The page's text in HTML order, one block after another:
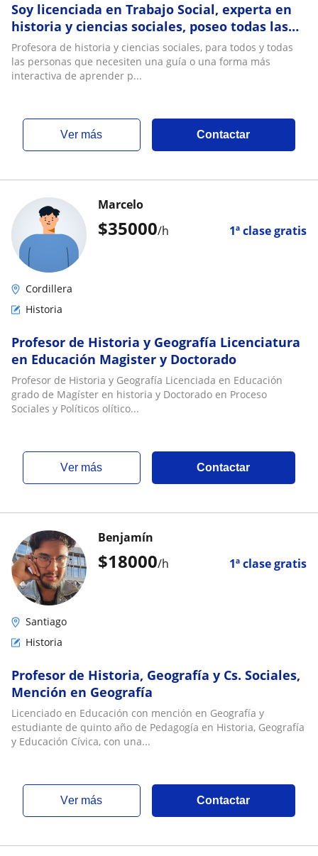
Soy licenciada en Trabajo Social, experta en
historia y ciencias sociales, poseo todas las
habilidades y el conocimiento necesario
Profesora de historia y ciencias sociales, para todos y todas
las personas que necesiten una guía o una forma más
interactiva de aprender p...
ver más Contactar
$35000/h 1ª clase gratis
Marcelo
Cordillera
Historia
Profesor de Historia y Geografía Licenciatura
en Educación Magister y Doctorado
Profesor de Historia y Geografía Licenciada en Educación
grado de Magíster en historia y Doctorado en Proceso
Sociales y Políticos olítico...
ver más Contactar
$18000/h 1ª clase gratis
Benjamín
Santiago
Historia
Profesor de Historia, Geografía y Cs. Sociales,
Mención en Geografía
Licenciado en Educación con mención en Geografía y
estudiante de quinto año de Pedagogía en Historia, Geografía
y Educación Cívica, con una...
ver más Contactar